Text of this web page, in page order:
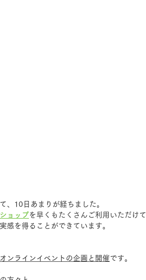
、10日あまりが経ちました。
ョップを早くもたくさんご利用いただけて
感を得ることができています。
オンラインイベントの企画と開催 です。